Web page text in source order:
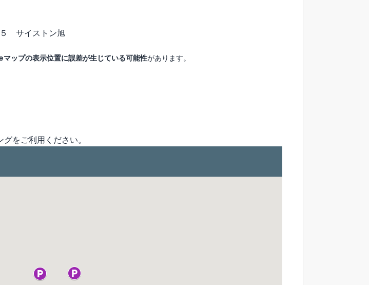
５ サイストン旭
ップの表示位置に誤差が生じている可能性があります。
をご利用ください。